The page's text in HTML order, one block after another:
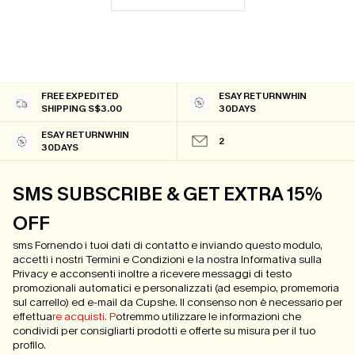
FREE EXPEDITED
SHIPPING S$3.00
ESAY RETURNWHIN
30DAYS
ESAY RETURNWHIN
30DAYS
2
SMS SUBSCRIBE & GET EXTRA 15%
OFF
sms Fornendo i tuoi dati di contatto e inviando questo modulo,
accetti i nostri Termini e Condizioni e la nostra Informativa sulla
Privacy e acconsenti inoltre a ricevere messaggi di testo
promozionali automatici e personalizzati (ad esempio, promemoria
sul carrello) ed e-mail da Cupshe. Il consenso non è necessario per
effettuare acquisti. Potremmo utilizzare le informazioni che
condividi per consigliarti prodotti e offerte su misura per il tuo
profilo.